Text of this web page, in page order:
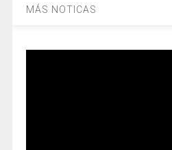
MÁS NOTICAS